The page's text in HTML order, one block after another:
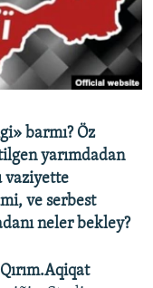
barmı? Öz
yarımdadan
vaziyette
ve serbest
neler bekley?